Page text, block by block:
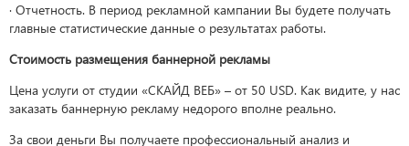
· Отчетность. В период рекламной кампании Вы будете получать
главные статистические данные о результатах работы.
Стоимость размещения баннерной рекламы
Цена услуги от студии «СКАЙД ВЕБ» – от 50 USD. Как видите, у нас
заказать баннерную рекламу недорого вполне реально.
За свои деньги Вы получаете профессиональный анализ и